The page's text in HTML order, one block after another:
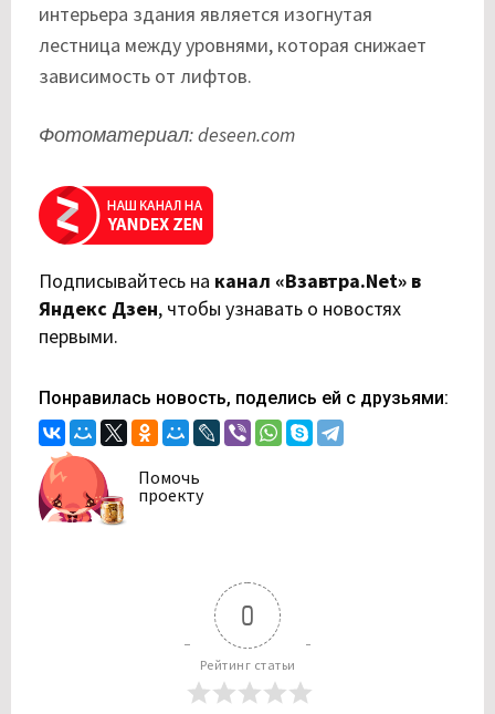
интерьера здания является изогнутая
лестница между уровнями, которая снижает
зависимость от лифтов.
Фотоматериал: deseen.com
Подписывайтесь на канал «Взавтра.Net» в
Яндекс Дзен, чтобы узнавать о новостях
первыми.
Понравилась новость, поделись ей с друзьями:
Помочь
проекту
0
Рейтинг статьи